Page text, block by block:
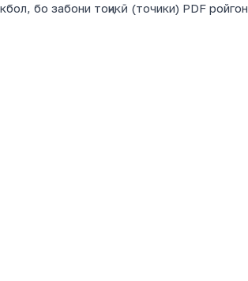
бо забони тоҷикӣ (точики) PDF ройгон